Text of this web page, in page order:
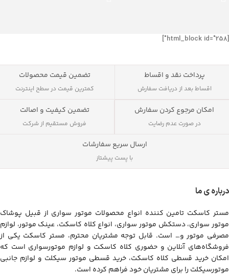
[html_block id="258"]
پرداخت نقد و اقساط
اقساط بعد از دریافت سفارش
تضمین قیمت محصولات
کمترین قیمت در سطح اینترنت
امکان مرجوع کردن سفارش
در صورت عدم رضایت
تضمین کیفیت و اصالت
فروش مستقیم از شرکت
ارسال سریع سفارشات
با پست پیشتاز
درباره ی ما
مستر کاسکت تامین کننده انواع محصولات موتور سواری از قبیل پوشاک
موتور سواری، دستکش موتور سواری، انواع کلاه کاسکت، عینک موتور، لوازم
مصرفی موتور و… است. قابل توجه مشتریان محترم، مستر کاسکت یکی از
فروشگاه‌های آنلاین و حضوری کلاه کاسکت و لوازم موتورسواری است که
امکان خرید قسطی کلاه کاسکت، خرید قسطی موتور سیکلت و لوازم جانبی
موتورسیکلت را برای مشتریان خود فراهم کرده است.